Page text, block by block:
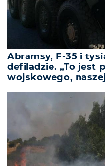
Abramsy, F-35 i
defiladzie. „To jest
wojskowego, naszej